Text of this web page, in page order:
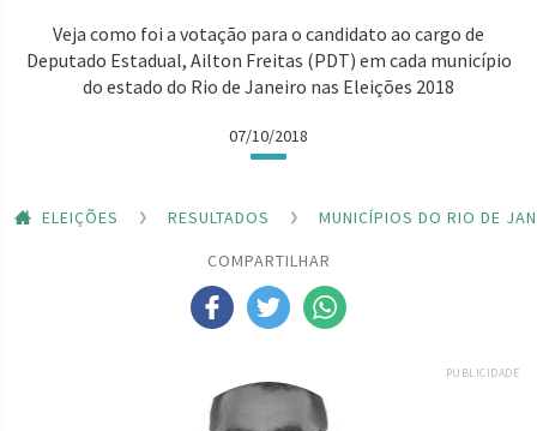
Veja como foi a votação para o candidato ao cargo de
Deputado Estadual, Ailton Freitas (PDT) em cada município
do estado do Rio de Janeiro nas Eleições 2018
07/10/2018
ELEIÇÕES RESULTADOS
MUNICÍPIOS DO RIO DE
COMPARTILHAR
PUBLICIDADE